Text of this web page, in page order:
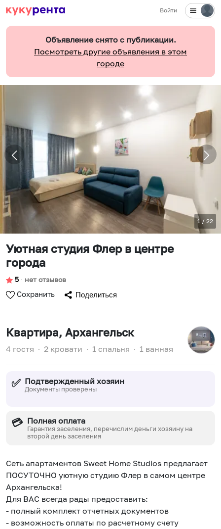
Войти
Объявление снято с публикации.
Посмотреть другие объявления в этом
городе
1/ 22
Уютная студия Флер в центре
города
5 ∙ нет отзывов
Сохранить Поделиться
Квартира, Архангельск
4 гостя ∙ 2 кровати ∙ 1 спальня ∙ 1 ванная
✅ Подтвержденный хозяин
Документы проверены
💳 Полная оплата
Гарантия заселения, перечислим деньги хозяину на
второй день заселения
Сеть апартаментов Sweet Home Studios предлагает
ПОСУТОЧНО уютную студию Флер в самом центре
Архангельска!
Для ВАС всегда рады предоставить:
- полный комплект отчетных документов
- возможность оплаты по расчетному счету